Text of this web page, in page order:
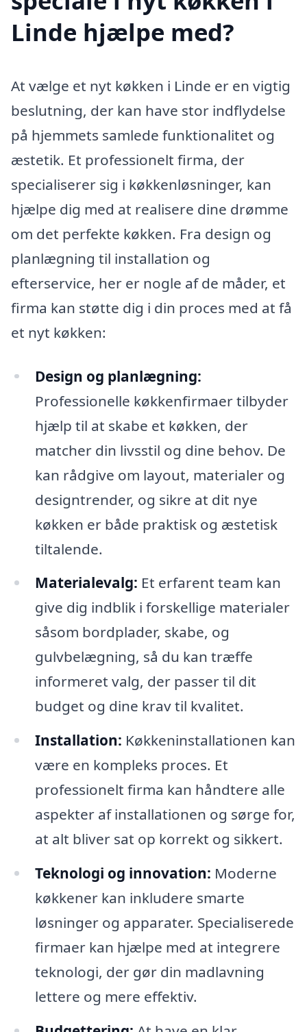
Linde hjælpe med?
At vælge et nyt køkken i Linde er en vigtig
beslutning, der kan have stor indflydelse
på hjemmets samlede funktionalitet og
æstetik. Et professionelt firma, der
specialiserer sig i køkkenløsninger, kan
hjælpe dig med at realisere dine drømme
om det perfekte køkken. Fra design og
planlægning til installation og
efterservice, her er nogle af de måder, et
firma kan støtte dig i din proces med at få
et nyt køkken:
Design og planlægning:
Professionelle køkkenfirmaer tilbyder
hjælp til at skabe et køkken, der
matcher din livsstil og dine behov. De
kan rådgive om layout, materialer og
designtrender, og sikre at dit nye
køkken er både praktisk og æstetisk
tiltalende.
Materialevalg: Et erfarent team kan
give dig indblik i forskellige materialer
såsom bordplader, skabe, og
gulvbelægning, så du kan træffe
informeret valg, der passer til dit
budget og dine krav til kvalitet.
Installation: Køkkeninstallationen kan
være en kompleks proces. Et
professionelt firma kan håndtere alle
aspekter af installationen og sørge for,
at alt bliver sat op korrekt og sikkert.
Teknologi og innovation: Moderne
køkkener kan inkludere smarte
løsninger og apparater. Specialiserede
firmaer kan hjælpe med at integrere
teknologi, der gør din madlavning
lettere og mere effektiv.